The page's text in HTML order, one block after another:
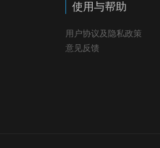
使用与帮助
用户协议及隐私政策
意见反馈